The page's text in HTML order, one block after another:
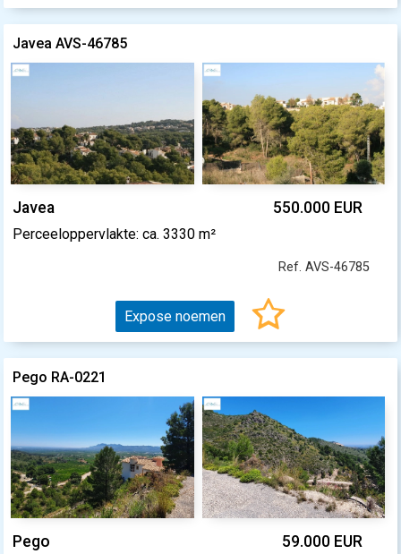
Javea AVS-46785
Javea 550.000 EUR
Perceeloppervlakte: ca. 3330 m²
Ref. AVS-46785
Expose noemen
Pego RA-0221
Pego 59.000 EUR